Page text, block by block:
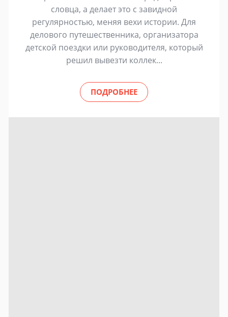
словца, а делает это с завидной
регулярностью, меняя вехи истории. Для
делового путешественника, организатора
детской поездки или руководителя, который
решил вывезти коллек...
ПОДРОБНЕЕ